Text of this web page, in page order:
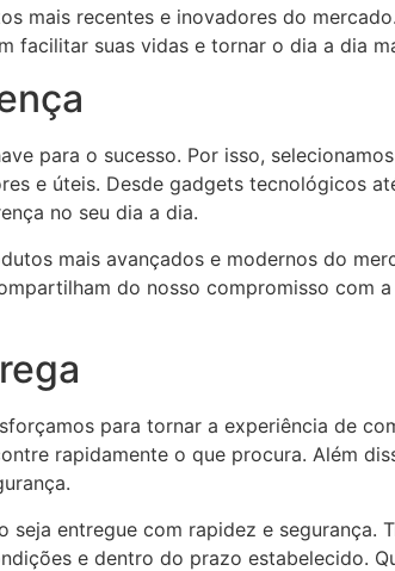
mais recentes e inovadores do
facilitar suas vidas e tornar o dia a dia
para o sucesso. Por isso,
e úteis. Desde gadgets tecnológicos
no seu dia a dia.
mais avançados e modernos do
do nosso compromisso com
para tornar a experiência de
rapidamente o que procura. Além
entregue com rapidez e
e dentro do prazo estabelecido.